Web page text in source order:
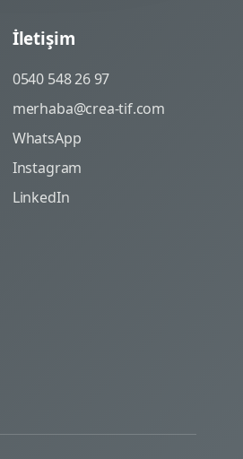
İletişim
0540 548 26 97
merhaba@crea-tif.com
WhatsApp
Instagram
LinkedIn